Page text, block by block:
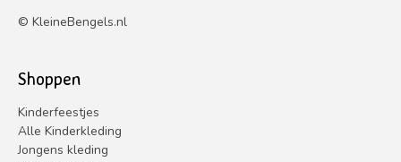
© KleineBengels.nl
Shoppen
Kinderfeestjes
Alle Kinderkleding
Jongens kleding